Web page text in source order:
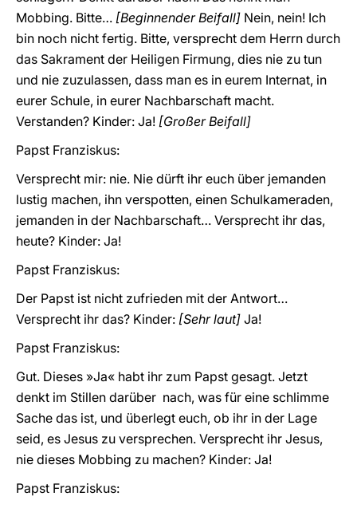
Mobbing. Bitte… [Beginnender Beifall] Nein, nein! Ich
bin noch nicht fertig. Bitte, versprecht dem Herrn durch
das Sakrament der Heiligen Firmung, dies nie zu tun
und nie zuzulassen, dass man es in eurem Internat, in
eurer Schule, in eurer Nachbarschaft macht.
Verstanden? Kinder: Ja! [Großer Beifall]
Papst Franziskus:
Versprecht mir: nie. Nie dürft ihr euch über jemanden
lustig machen, ihn verspotten, einen Schulkameraden,
jemanden in der Nachbarschaft… Versprecht ihr das,
heute? Kinder: Ja!
Papst Franziskus:
Der Papst ist nicht zufrieden mit der Antwort…
Versprecht ihr das? Kinder: [Sehr laut] Ja!
Papst Franziskus:
Gut. Dieses »Ja« habt ihr zum Papst gesagt. Jetzt
denkt im Stillen darüber nach, was für eine schlimme
Sache das ist, und überlegt euch, ob ihr in der Lage
seid, es Jesus zu versprechen. Versprecht ihr Jesus,
nie dieses Mobbing zu machen? Kinder: Ja!
Papst Franziskus: